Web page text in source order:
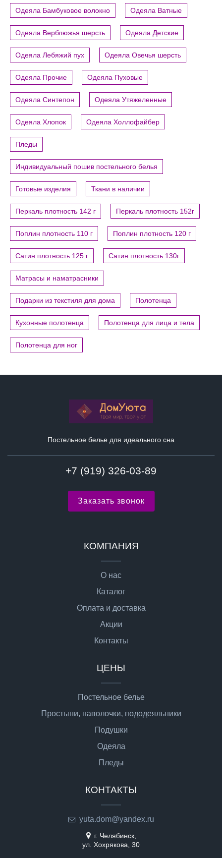
Одеяла Бамбуковое волокно Одеяла Ватные
Одеяла Верблюжья шерсть Одеяла Детские
Одеяла Лебяжий пух Одеяла Овечья шерсть
Одеяла Прочие Одеяла Пуховые
Одеяла Синтепон Одеяла Утяжеленные
Одеяла Хлопок Одеяла Холлофайбер
Пледы
Индивидуальный пошив постельного белья
Готовые изделия Ткани в наличии
Перкаль плотность 142 г Перкаль плотность 152г
Поплин плотность 110 г Поплин плотность 120 г
Сатин плотность 125 г Сатин плотность 130г
Матрасы и наматрасники
Подарки из текстиля для дома Полотенца
Кухонные полотенца Полотенца для лица и тела
Полотенца для ног
Постельное белье для идеального сна
+7 (919) 326-03-89
Заказать звонок
КОМПАНИЯ
О нас
Каталог
Оплата и доставка
Акции
Контакты
ЦЕНЫ
Постельное белье
Простыни, наволочки, пододеяльники
Подушки
Одеяла
Пледы
КОНТАКТЫ
yuta.dom@yandex.ru
г. Челябинск,
ул. Хохрякова, 30